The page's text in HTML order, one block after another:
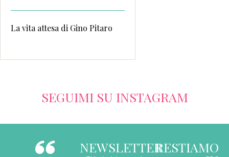
La vita attesa di Gino Pitaro
SEGUIMI SU INSTAGRAM
NEWSLETTERRESTIAMO